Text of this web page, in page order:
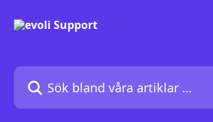
Sök bland våra artiklar …